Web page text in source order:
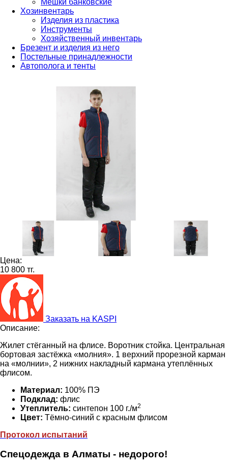
Хозинвентарь
Изделия из пластика
Инструменты
Хозяйственный инвентарь
Брезент и изделия из него
Постельные принадлежности
Автополога и тенты
Цена:
10 800 тг.
Заказать на KASPI
Описание:
Жилет стёганный на флисе. Воротник стойка. Центральная
бортовая застёжка «молния». 1 верхний прорезной карман
на «молнии», 2 нижних накладный кармана утеплённых
флисом.
Материал: 100% ПЭ
Подклад: флис
Утеплитель: синтепон 100 г./м2
Цвет: Тёмно-синий с красным флисом
Протокол испытаний
Спецодежда в Алматы - недорого!